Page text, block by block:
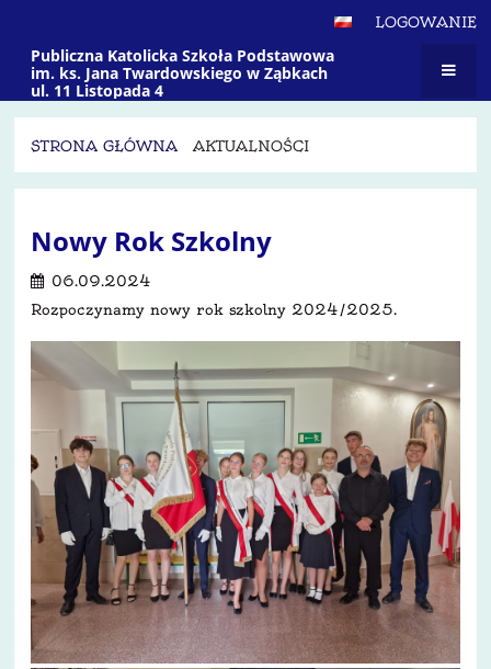
LOGOWANIE
Publiczna Katolicka Szkoła Podstawowa
im. ks. Jana Twardowskiego w Ząbkach
ul. 11 Listopada 4
STRONA GŁÓWNA AKTUALNOŚCI
Nowy Rok Szkolny
06.09.2024
Rozpoczynamy nowy rok szkolny 2024/2025.